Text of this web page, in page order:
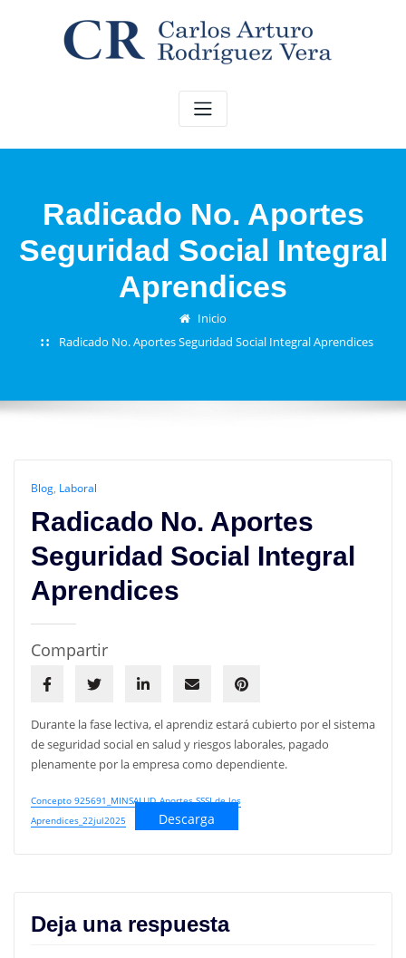
Radicado No. Aportes
Seguridad Social Integral
Aprendices
Inicio
Radicado No. Aportes Seguridad Social Integral Aprendices
Blog, Laboral
Radicado No. Aportes
Seguridad Social Integral
Aprendices
Compartir
Durante la fase lectiva, el aprendiz estará cubierto por el sistema
de seguridad social en salud y riesgos laborales, pagado
plenamente por la empresa como dependiente.
Concepto 925691_MINSALUD_Aportes SSSI de los
Aprendices_22jul2025
Descarga
Deja una respuesta